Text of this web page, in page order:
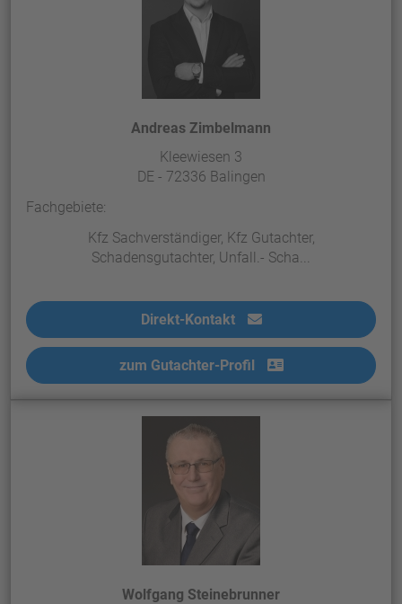
Andreas Zimbelmann
Kleewiesen 3
DE - 72336 Balingen
Fachgebiete:
Kfz Sachverständiger, Kfz Gutachter,
Schadensgutachter, Unfall.- Scha...
Direkt-Kontakt
zum Gutachter-Profil
Wolfgang Steinebrunner